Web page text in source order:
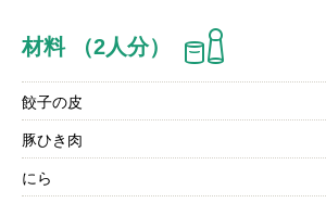
材料 （2人分）
餃子の皮
豚ひき肉
にら